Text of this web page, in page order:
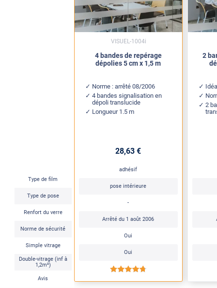
Type de film
Type de pose
Renfort du verre
Norme de sécurité
Simple vitrage
Double-vitrage (inf à
1,2m²)
Avis
4 bandes de repérage
dépolies 5 cm x 1,5 m
Norme : arrêté 08/2006
4 bandes signalisation en
dépoli translucide
Longueur 1.5 m
28,63 €
adhésif
pose intérieure
-
Arrêté du 1 août 2006
Oui
Oui
*****
VISUEL-1004i
2
2